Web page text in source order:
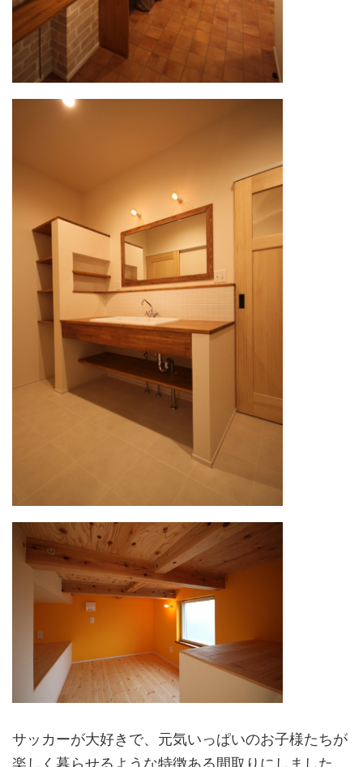
サッカーが大好きで、元気いっぱいのお子様たちが
楽しく暮らせるような特徴ある間取りにしました。